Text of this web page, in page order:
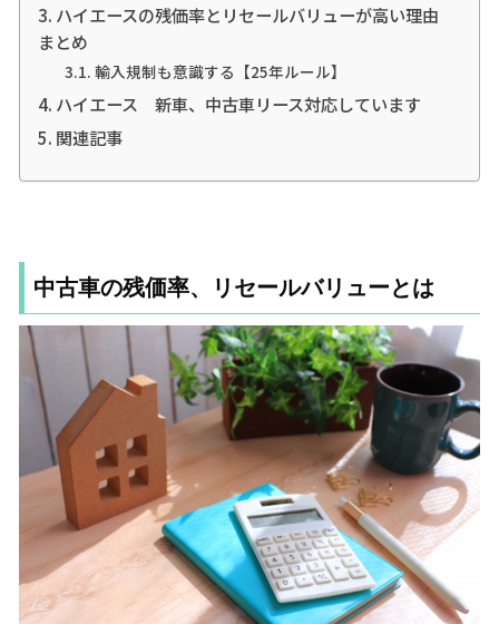
ハイエースの残価率とリセールバリューが高い理由
まとめ
輸入規制も意識する【25年ルール】
ハイエース 新車、中古車リース対応しています
関連記事
中古車の残価率、リセールバリューとは